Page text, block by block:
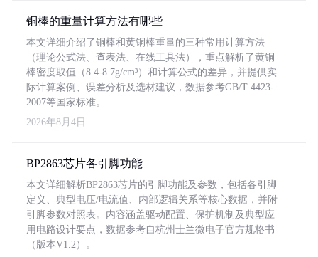
铜棒的重量计算方法有哪些
本文详细介绍了铜棒和黄铜棒重量的三种常用计算方法
（理论公式法、查表法、在线工具法），重点解析了黄铜
棒密度取值（8.4-8.7g/cm³）和计算公式的差异，并提供实
际计算案例、误差分析及选材建议，数据参考GB/T 4423-
2007等国家标准。
2026年8月4日
BP2863芯片各引脚功能
本文详细解析BP2863芯片的引脚功能及参数，包括各引脚
定义、典型电压/电流值、内部逻辑关系等核心数据，并附
引脚参数对照表。内容涵盖驱动配置、保护机制及典型应
用电路设计要点，数据参考自杭州士兰微电子官方规格书
（版本V1.2）。